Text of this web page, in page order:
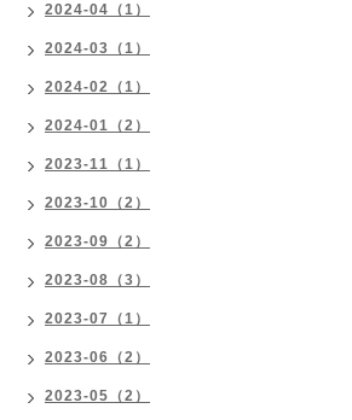
2024-04（1）
2024-03（1）
2024-02（1）
2024-01（2）
2023-11（1）
2023-10（2）
2023-09（2）
2023-08（3）
2023-07（1）
2023-06（2）
2023-05（2）